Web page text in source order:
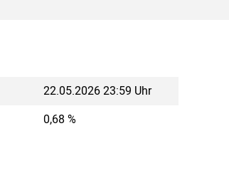
22.05.2026 23:59 Uhr
0,68 %